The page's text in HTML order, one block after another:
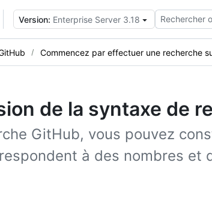
Version: Enterprise Server 3.18 Rechercher
Commencez par effectuer une recherche
de la syntaxe de
GitHub, vous pouvez
à des nombres et